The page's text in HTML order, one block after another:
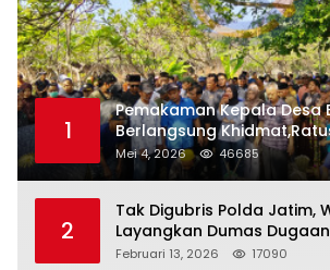
1
Pemakaman Kepala Desa
Berlangsung
Larut Dalam Duka Yang
Mei 4, 2026 46685
2
Tak Digubris Polda Jatim,
Layangkan Dumas
Oknum DPRD Sidoarjo ke
Februari 13, 2026 17090